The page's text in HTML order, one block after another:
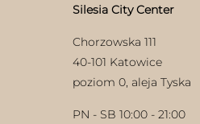
Silesia City Center
Chorzowska 111
40-101 Katowice
poziom 0, aleja Tyska
PN - SB 10:00 - 21:00